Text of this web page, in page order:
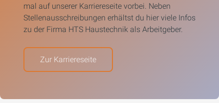
mal auf unserer Karriereseite vorbei. Neben
Stellenausschreibungen erhältst du hier viele Infos
zu der Firma HTS Haustechnik als Arbeitgeber.
Zur Karriereseite